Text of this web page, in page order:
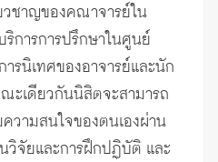
ชาญของคณาจารย์ใน
การการปรึกษาในศูนย์
รนิเทศของอาจารย์และนัก
ะเดียวกันนิสิตจะสามารถ
ามสนใจของตนเองผ่าน
วิจัยและการฝึกปฏิบัติ และ